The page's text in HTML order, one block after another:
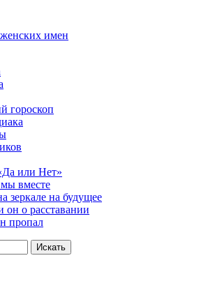
имен
гороскоп
или Нет»
вместе
зеркале на будущее
он о расставании
пропал